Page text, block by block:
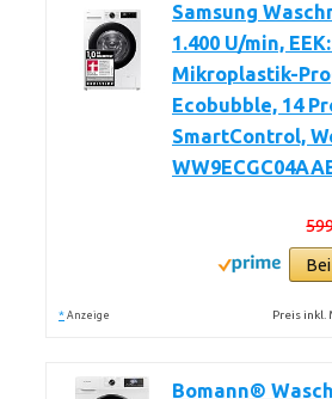
Samsung
1.400 U/min,
Mikroplastik-
Ecobubble, 14
SmartControl,
* Anzeige Preis inkl.
Bomann®